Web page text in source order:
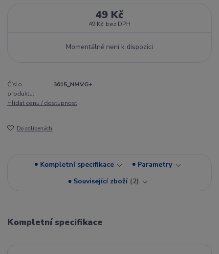
49 Kč
49 Kč bez DPH
Momentálně není k dispozici
Číslo
produktu:
3615_NMVG+
Hlídat cenu / dostupnost
Do oblíbených
Kompletní specifikace
Parametry
Související zboží 2
Kompletní specifikace